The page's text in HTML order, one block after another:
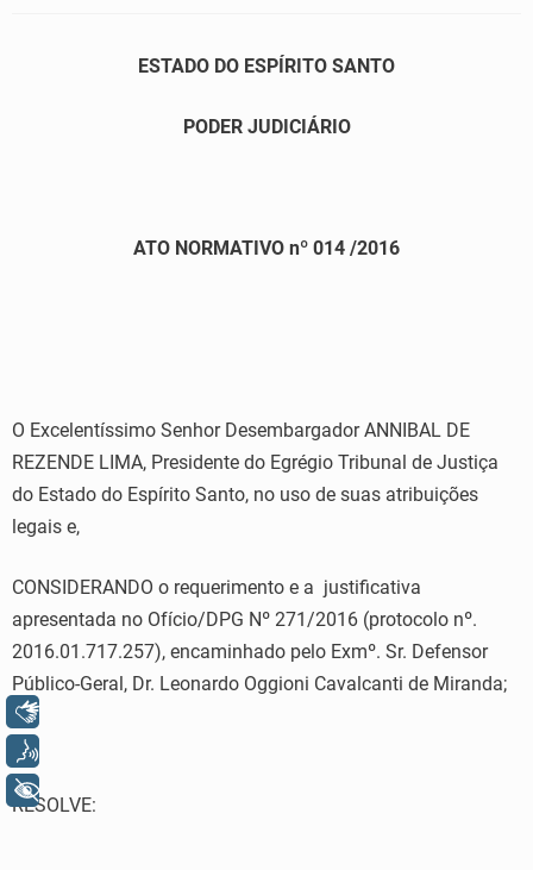
ESTADO DO ESPÍRITO SANTO
PODER JUDICIÁRIO
ATO NORMATIVO nº 014 /2016
O Excelentíssimo Senhor Desembargador ANNIBAL DE
REZENDE LIMA, Presidente do Egrégio Tribunal de Justiça
do Estado do Espírito Santo, no uso de suas atribuições
legais e,
CONSIDERANDO o requerimento e a justificativa
apresentada no Ofício/DPG Nº 271/2016 (protocolo nº.
2016.01.717.257), encaminhado pelo Exmº. Sr. Defensor
Público-Geral, Dr. Leonardo Oggioni Cavalcanti de Miranda;
RESOLVE: